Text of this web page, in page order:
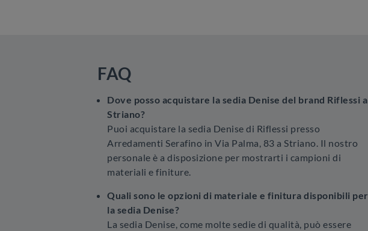
FAQ
Dove posso acquistare la sedia Denise del brand Riflessi a
Striano?
Puoi acquistare la sedia Denise di Riflessi presso
Arredamenti Serafino in Via Palma, 83 a Striano. Il nostro
personale è a disposizione per mostrarti i campioni di
materiali e finiture.
Quali sono le opzioni di materiale e finitura disponibili per
la sedia Denise?
La sedia Denise, come molte sedie di qualità, può essere